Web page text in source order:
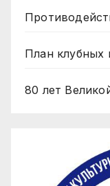
План клубных
80 лет